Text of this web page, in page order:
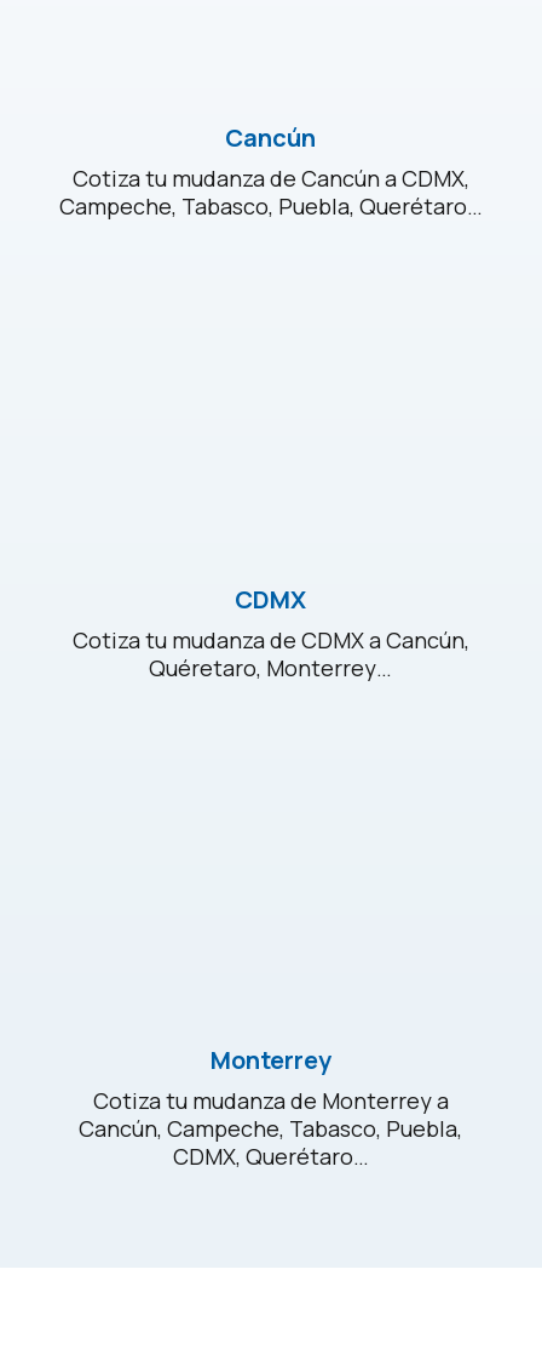
Cancún
Cotiza tu mudanza de Cancún a CDMX,
Campeche, Tabasco, Puebla, Querétaro…
CDMX
Cotiza tu mudanza de CDMX a Cancún,
Quéretaro, Monterrey…
Monterrey
Cotiza tu mudanza de Monterrey a
Cancún, Campeche, Tabasco, Puebla,
CDMX, Querétaro…